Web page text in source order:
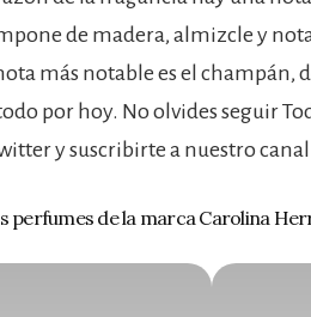
de madera, almizcle y
más notable es el
por hoy. No olvides seguir
y suscribirte a nuestro canal
perfumes de la marca Carolina